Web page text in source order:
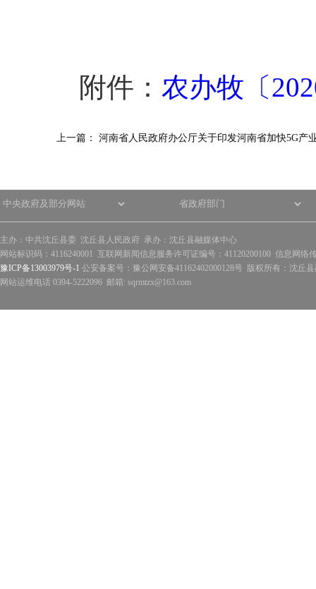
附件： 农办牧〔
上一篇： 河南省人民政府办公厅关于印发河南省加快5G产
主办：中共沈丘县委 沈丘县人民政府 承办：沈丘县融媒体中心
网站标识码：4116240001 互联网新闻信息服务许可证编号：41120200100 信息网络
豫ICP备13003979号-1 公安备案号：豫公网安备41162402000128号 版权所有：沈丘
网站运维电话 0394-5222096 邮箱: sqrmtzx@163.com